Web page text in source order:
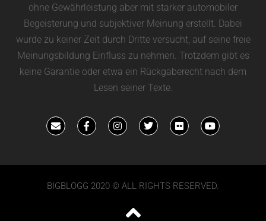
ohne Gewährleistung aber mit starker automobiler
Begeisterung und subjektiver Meinung erstellt. Dabei
wurde zu keiner Zeit durch Dritte versucht, auf seine freie
Meinungsbildung Einfluss zu nehmen. Trotzdem gibt es
keine Garantie oder etwa ein Rückgaberecht nach dem
Lesen seiner Texte.
BIGBLOGG 2020 © ALL RIGHTS RESERVED.